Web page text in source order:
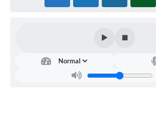
Diário Oficial